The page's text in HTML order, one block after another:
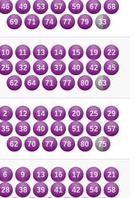
46 49 53 57 59 67
68
69
71 74 77 79 33
10 11 13 14 15 19
22
25
32 34 37 40 42
45
62
64 71 77 80 63
2 12 14 17 20 25
29
35
38 40 44 51 52
57
62
70 77 78 80 75
6 9 13 16 17 19
21
28
38 39 41 42 54
58